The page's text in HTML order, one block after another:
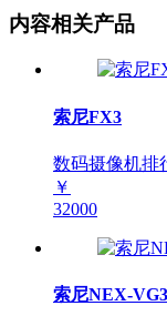
内容相关产品
索尼FX3
数码摄像机排
￥
32000
索尼NEX-